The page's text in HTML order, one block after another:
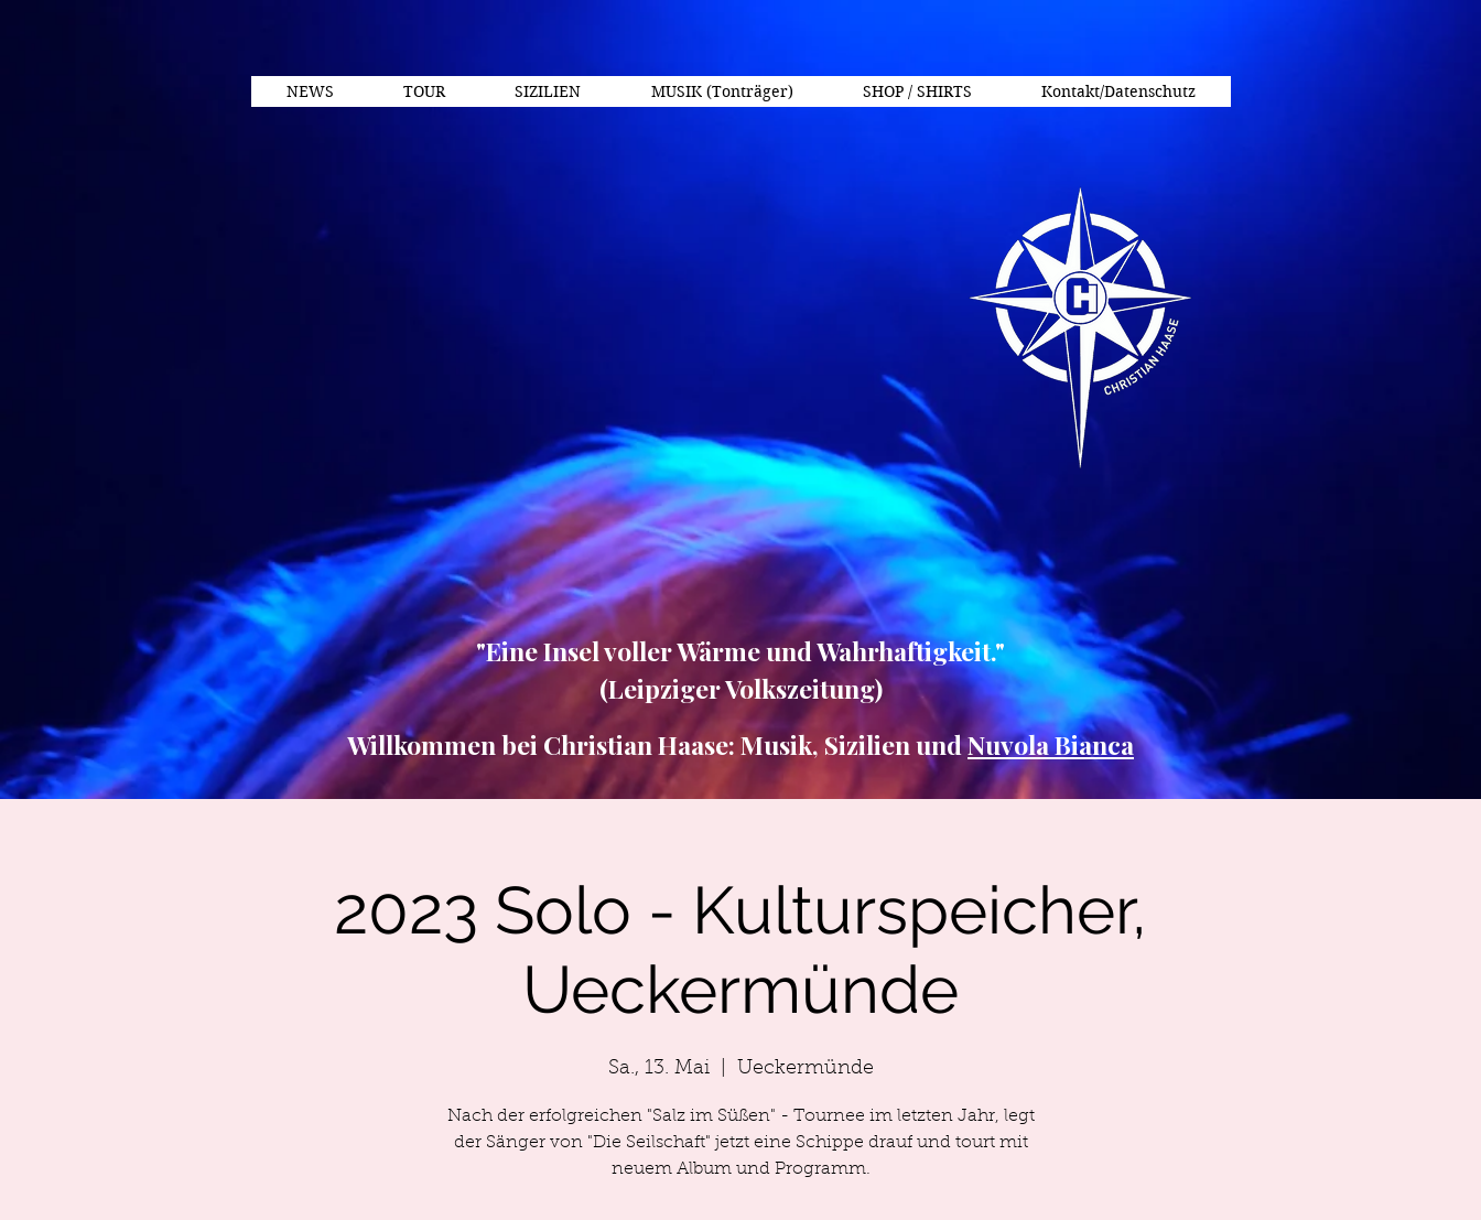
NEWS TOUR SIZILIEN MUSIK (Tonträger) SHOP / SHIRTS Kontakt/Datenschutz
"Eine Insel voller Wärme und Wahrhaftigkeit."
(Leipziger Volkszeitung)
Willkommen bei Christian Haase: Musik, Sizilien undNuvola Bianca
2023 Solo - Kulturspeicher,
Ueckermünde
Sa., 13. Mai
  |
Ueckermünde
Nach der erfolgreichen "Salz im Süßen" - Tournee im letzten Jahr, legt
der Sänger von "Die Seilschaft" jetzt eine Schippe drauf und tourt mit
neuem Album und Programm.